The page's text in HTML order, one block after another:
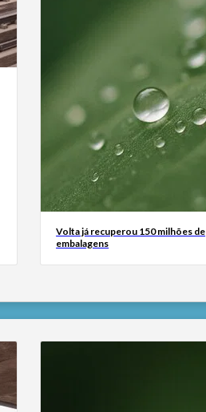
Volta já recuperou 150 milhões de
embalagens